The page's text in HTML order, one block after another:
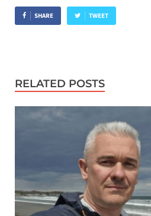
SHARE TWEET
RELATED POSTS